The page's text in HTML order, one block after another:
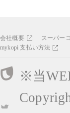
会社概要 スーパー
mykopi 支払い方法
※当